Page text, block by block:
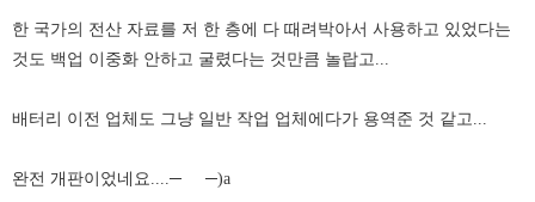
한 국가의 전산 자료를 저 한 층에 다 때려박아서 사용하고 있었다는
것도 백업 이중화 안하고 굴렸다는 것만큼 놀랍고...
배터리 이전 업체도 그냥 일반 작업 업체에다가 용역준 것 같고...
완전 개판이었네요....─ ─)a